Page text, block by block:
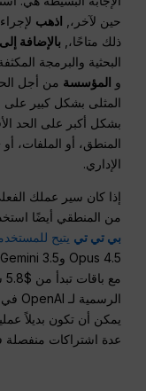
حين لآخر،, اذهب
ذلك متاحًا،, بالإضافة إلى
البحثية والبرمجة
و المؤسسة من أجل
المثلى بشكل كبير على
بشكل أكبر على الحد
المنطق، أو الملفات،
الإداري.
من المنطقي أيضًا
بي تي تي يتيح
يمكن أن تكون بديلاً
عدة اشتراكات منفصلة